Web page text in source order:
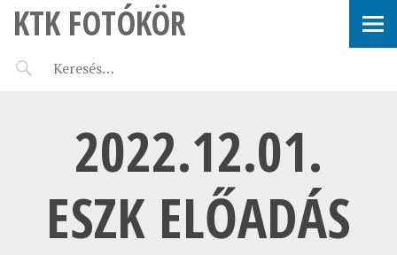
KTK FOTÓKÖR
2022.12.01.
ESZK ELŐADÁS